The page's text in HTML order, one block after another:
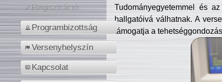
Regisztráció
Programbizottság
Versenyhelyszín
Kapcsolat
Tudományegyetemmel és
hallgatóivá válhatnak. A
támogatja a